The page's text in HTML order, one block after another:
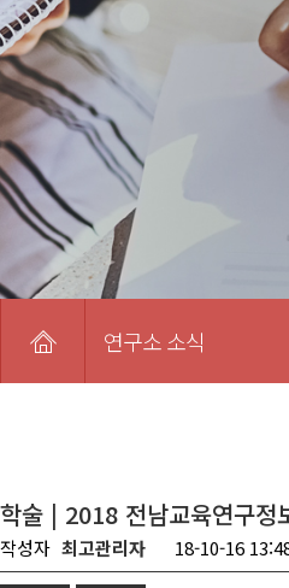
연구소 소식
학술 | 2018 전남교육연구정
작성자 최고관리자 18-10-16